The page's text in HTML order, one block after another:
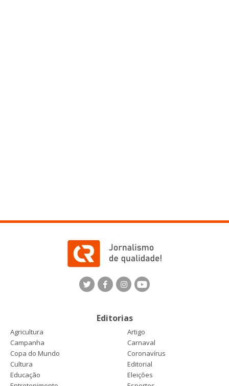
Editorias
Agricultura
Artigo
Campanha
Carnaval
Copa do Mundo
Coronavírus
Cultura
Editorial
Educação
Eleições